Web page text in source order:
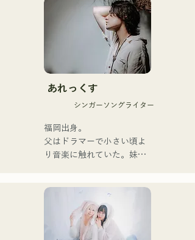
따뜻하고 심지가 있는 가성
으로 듣는 사람의 마음에 부
드럽게 다가오는 곡을 제작
1st 싱글 「잡으로 접어」를
2025년 1월 23일에 릴리스
드 편성 등 다양한 형태로 음
악을 표현한다.
녹음과 라이브 지원에는 지
의 오오츠키(Dr.), the
perfect me의 후루히로 유야
(Gt.), xanadoo의 S0.(Ba.)를
맞아 활동을 한다.
あれっくす
シンガーソングライター
福岡出身。
父はドラマーで小さい頃よ
り音楽に触れていた。妹
家族で音楽を楽しむミュー
ジックファミリー。
10代後半にアメリカへ4年
半留学。